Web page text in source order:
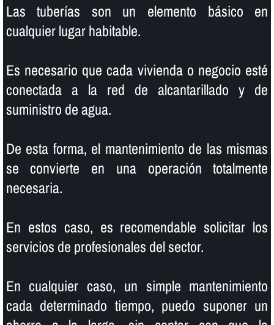
Las tuberí­as son un elemento básico en
cualquier lugar habitable.
Es necesario que cada vivienda o negocio esté
conectada a la red de alcantarillado y de
suministro de agua.
De esta forma, el mantenimiento de las mismas
se convierte en una operación totalmente
necesaria.
En estos caso, es recomendable solicitar los
servicios de profesionales del sector.
En cualquier caso, un simple mantenimiento
cada determinado tiempo, puedo suponer un